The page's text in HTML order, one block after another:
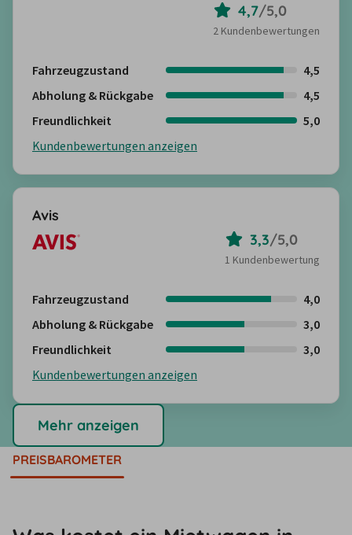
4,7/5,0
2 Kundenbewertungen
Fahrzeugzustand
4,5
Abholung & Rückgabe
4,5
Freundlichkeit
5,0
Kundenbewertungen anzeigen
Avis
3,3/5,0
1 Kundenbewertung
Fahrzeugzustand
4,0
Abholung & Rückgabe
3,0
Freundlichkeit
3,0
Kundenbewertungen anzeigen
Mehr anzeigen
PREISBAROMETER